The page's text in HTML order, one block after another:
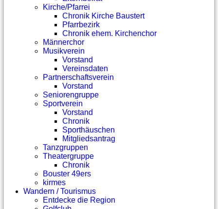
Kirche/Pfarrei
Chronik Kirche Baustert
Pfarrbezirk
Chronik ehem. Kirchenchor
Männerchor
Musikverein
Vorstand
Vereinsdaten
Partnerschaftsverein
Vorstand
Seniorengruppe
Sportverein
Vorstand
Chronik
Sporthäuschen
Mitgliedsantrag
Tanzgruppen
Theatergruppe
Chronik
Bouster 49ers
kirmes
Wandern / Tourismus
Entdecke die Region